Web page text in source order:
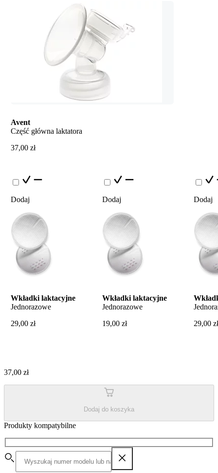
Avent
Część główna laktatora
37,00 zł
Dodaj
Wkładki laktacyjne
Jednorazowe
29,00 zł
Dodaj
Wkładki laktacyjne
Jednorazowe
19,00 zł
Dodaj
29,00 zł
37,00 zł
Dodaj do koszyka
Produkty kompatybilne